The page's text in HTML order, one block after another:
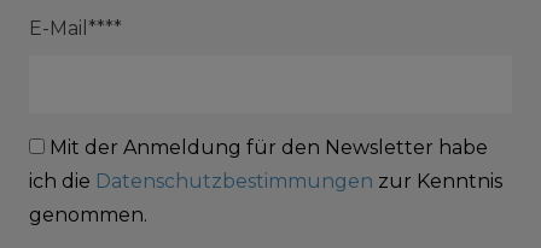
E-Mail****
Mit der Anmeldung für den Newsletter habe
ich die Datenschutzbestimmungen zur Kenntnis
genommen.